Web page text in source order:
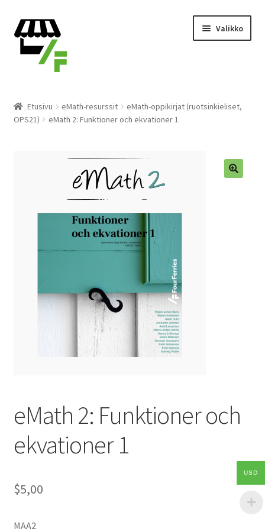
Siirry
navigointiin
Siirry
sisältöön
Valikko
Ostoskori
Etusivu eMath-resurssit
eMath-oppikirjat (ruotsinkieliset,
OPS21)
eMath 2: Funktioner och ekvationer 1
eMath 2: Funktioner och
ekvationer 1
$5,00
MAA2
USD